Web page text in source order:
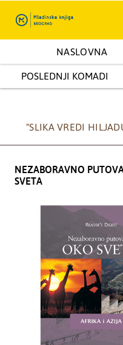
NASLOVNA
ENCIKLOPEDIJE I
POSLEDNJI KOMADI
"SLIKA VREDI
NEZABORAVNO
SVETA